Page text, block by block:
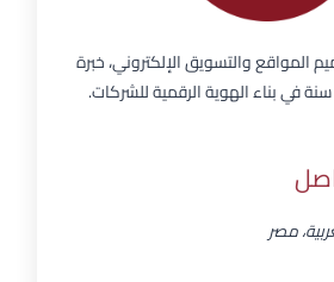
المواقع والتسويق الإلكتروني، خبرة
مصر